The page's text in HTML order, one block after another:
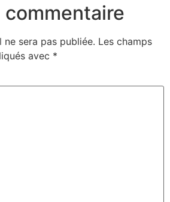
commentaire
sera pas publiée. Les champs
avec *